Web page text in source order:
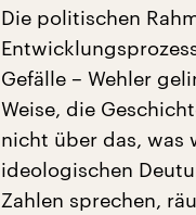
Die politischen
Gefälle – Wehler
Weise, die
nicht über das, was
ideologischen
Zahlen sprechen,